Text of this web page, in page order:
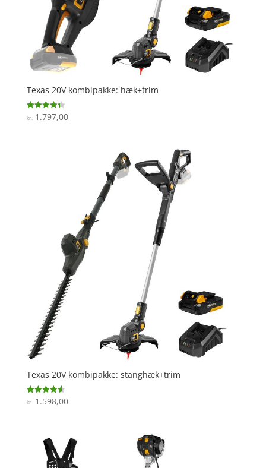
Texas 20V kombipakke: hæk+trim
Vurderet
4.3
kr.1.797,00
Texas 20V kombipakke: stanghæk+trim
Vurderet
4.6
kr.1.598,00